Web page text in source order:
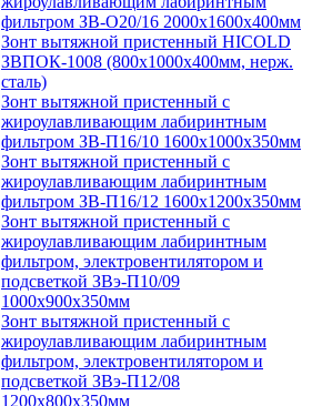
фильтром ЗВ-О20/16 2000х1600х400мм
Зонт вытяжной пристенный HICOLD
ЗВПОК-1008 (800х1000х400мм, нерж.
сталь)
Зонт вытяжной пристенный с
жироулавливающим лабиринтным
фильтром ЗВ-П16/10 1600х1000х350мм
Зонт вытяжной пристенный с
жироулавливающим лабиринтным
фильтром ЗВ-П16/12 1600х1200х350мм
Зонт вытяжной пристенный с
жироулавливающим лабиринтным
фильтром, электровентилятором и
подсветкой ЗВэ-П10/09
1000х900х350мм
Зонт вытяжной пристенный с
жироулавливающим лабиринтным
фильтром, электровентилятором и
подсветкой ЗВэ-П12/08
1200х800х350мм